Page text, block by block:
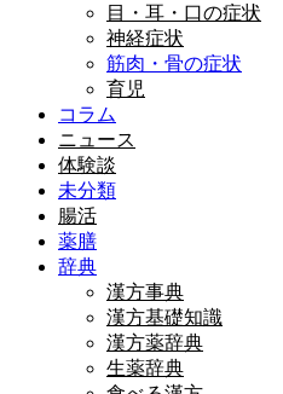
目・耳・口の症状
神経症状
筋肉・骨の症状
育児
コラム
ニュース
体験談
未分類
腸活
薬膳
辞典
漢方事典
漢方基礎知識
漢方薬辞典
生薬辞典